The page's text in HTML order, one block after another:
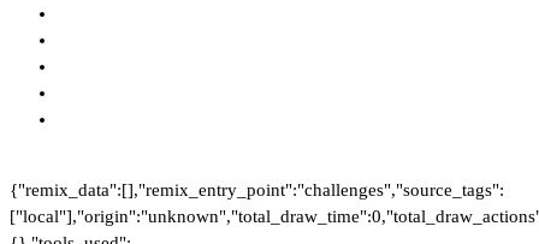
{"remix_data":[],"remix_entry_point":"challenges","source_tags":